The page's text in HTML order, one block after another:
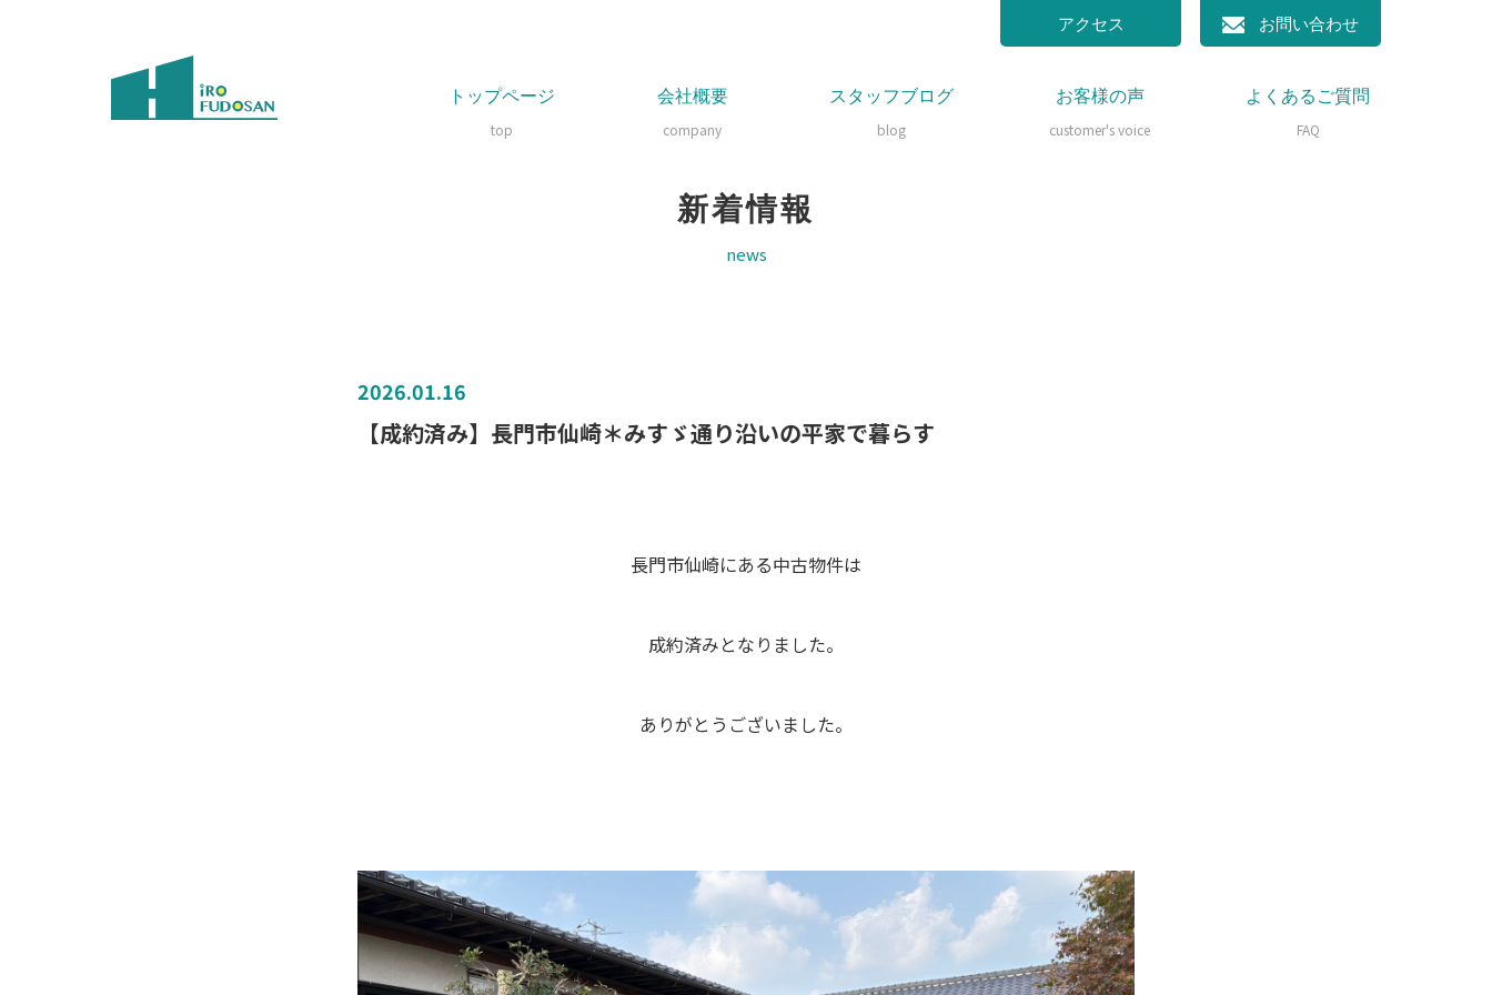
お問い合わせ
アクセス
トップページ
top
会社概要
company
スタッフブログ
blog
お客様の声
customer's voice
よくあるご質問
FAQ
新着情報
news
2026.01.16
【成約済み】長門市仙崎＊みすゞ通り沿いの平家で暮らす
長門市仙崎にある中古物件は
成約済みとなりました。
ありがとうございました。